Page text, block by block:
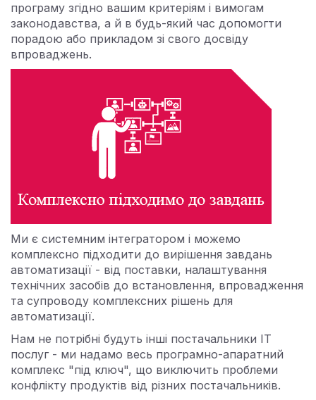
програму згідно вашим критеріям і вимогам
законодавства, а й в будь-який час допомогти
порадою або прикладом зі свого досвіду
впроваджень.
Ми є системним інтегратором і можемо
комплексно підходити до вирішення завдань
автоматизації - від поставки, налаштування
технічних засобів до встановлення, впровадження
та супроводу комплексних рішень для
автоматизації.
Нам не потрібні будуть інші постачальники ІТ
послуг - ми надамо весь програмно-апаратний
комплекс "під ключ", що виключить проблеми
конфлікту продуктів від різних постачальників.